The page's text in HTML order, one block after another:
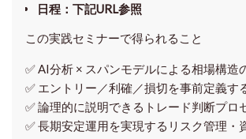
日程：下記URL参照
この実践セミナーで得られること
✅ AI分析 × スパンモデルによる相場構造
✅ エントリー／利確／損切を事前定義す
✅ 論理的に説明できるトレード判断プロ
✅ 長期安定運用を実現するリスク管理・